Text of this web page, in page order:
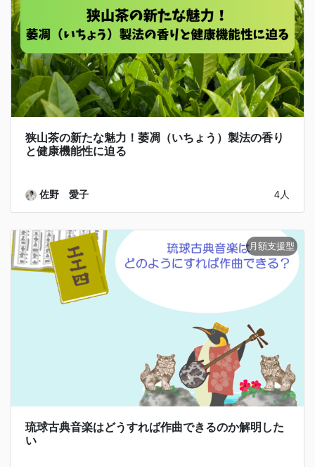
狭山茶の新たな魅力！萎凋（いちょう）製法の香り
と健康機能性に迫る
佐野 愛子 4人
琉球古典音楽はどうすれば作曲できるのか解明した
い